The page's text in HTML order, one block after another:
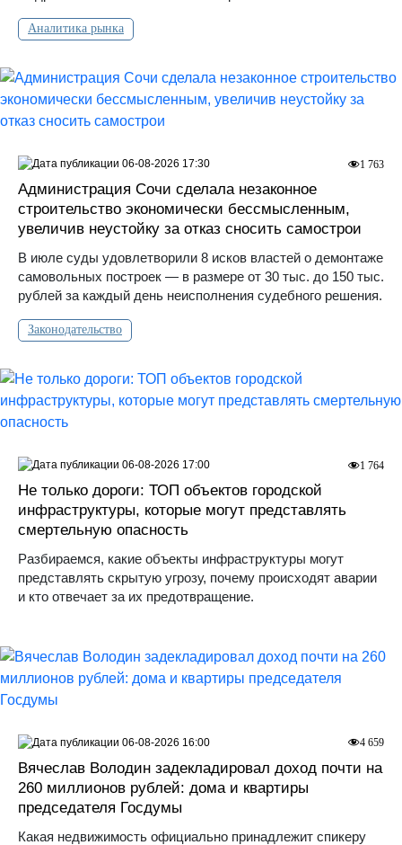
Аналитика рынка
Администрация Сочи сделала незаконное
строительство экономически бессмысленным,
увеличив неустойку за отказ сносить самострои
В июле суды удовлетворили 8 исков властей о демонтаже
самовольных построек — в размере от 30 тыс. до 150 тыс.
рублей за каждый день неисполнения судебного решения.
Законодательство
1 763
06-08-2026 17:30
Не только дороги: ТОП объектов городской
инфраструктуры, которые могут представлять
смертельную опасность
Разбираемся, какие объекты инфраструктуры могут
представлять скрытую угрозу, почему происходят аварии
и кто отвечает за их предотвращение.
1 764
06-08-2026 17:00
Вячеслав Володин задекладировал доход почти на
260 миллионов рублей: дома и квартиры
председателя Госдумы
Какая недвижимость официально принадлежит спикеру
4 659
06-08-2026 16:00